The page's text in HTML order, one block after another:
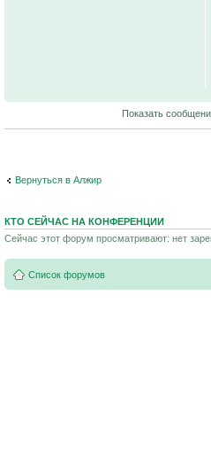
Показать
Вернуться в Алжир
КТО СЕЙЧАС НА КОНФЕРЕНЦИИ
Сейчас этот форум просматривают: нет
Список форумов